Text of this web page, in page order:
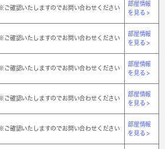
ご確認いたしますのでお問い合わせください
部屋情報
を見る >
ご確認いたしますのでお問い合わせください
部屋情報
を見る >
ご確認いたしますのでお問い合わせください
部屋情報
を見る >
ご確認いたしますのでお問い合わせください
部屋情報
を見る >
ご確認いたしますのでお問い合わせください
部屋情報
を見る >